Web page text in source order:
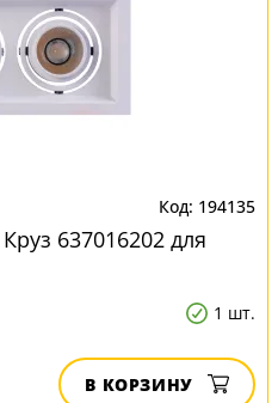
194135
637016202 для
1 шт.
В КОРЗИНУ